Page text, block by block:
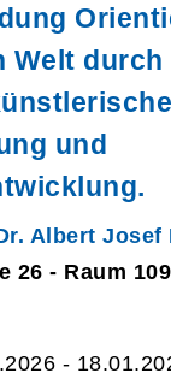
Welt durch
und
Albert Josef
26 - Raum
-